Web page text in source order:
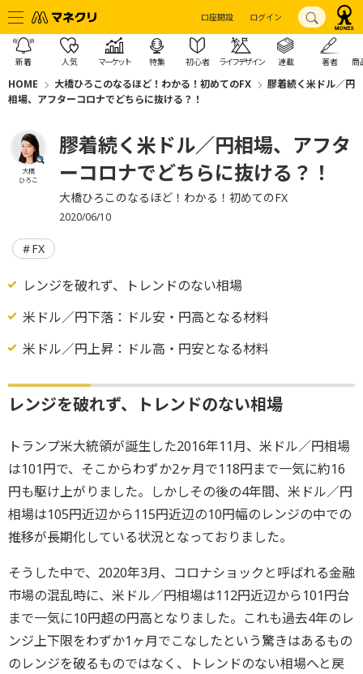
口座開設 ログイン
新着 人気 マーケット 特集 初心者 ライフデザイン 連載 著者 商
HOME 大橋ひろこのなるほど！わかる！初めてのFX
膠着続く米ドル／円
相場、アフターコロナでどちらに抜ける？！
大橋
ひろこ
膠着続く米ドル／円相場、アフタ
ーコロナでどちらに抜ける？！
大橋ひろこのなるほど！わかる！初めてのFX
2020/06/10
FX
レンジを破れず、トレンドのない相場
米ドル／円下落：ドル安・円高となる材料
米ドル／円上昇：ドル高・円安となる材料
レンジを破れず、トレンドのない相場
トランプ米大統領が誕生した2016年11月、米ドル／円相場
は101円で、そこからわずか2ヶ月で118円まで一気に約16
円も駆け上がりました。しかしその後の4年間、米ドル／円
相場は105円近辺から115円近辺の10円幅のレンジの中での
推移が長期化している状況となっておりました。
そうした中で、2020年3月、コロナショックと呼ばれる金融
市場の混乱時に、米ドル／円相場は112円近辺から101円台
まで一気に10円超の円高となりました。これも過去4年のレ
ンジ上下限をわずか1ヶ月でこなしたという驚きはあるもの
のレンジを破るものではなく、トレンドのない相場へと戻